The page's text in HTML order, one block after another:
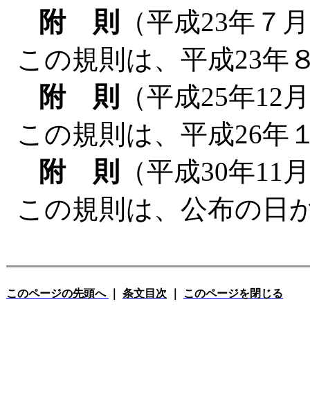
附 則
（平成23年７
この規則は、平成23年
附 則
（平成25年12
この規則は、平成26年
附 則
（平成30年11
この規則は、公布の日
このページの先頭へ 条文目次 このページを閉じる